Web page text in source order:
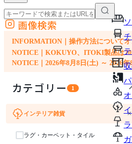
外部サイトの商品をカートに追加
他のサイトで見つけた商品ページのURLを貼り付けて、カ
画像検索
INFORMATION｜操作方法について
NOTICE｜KOKUYO、ITOKI製品は
NOTICE｜2026年8月8日(土) ～ 2026
カテゴリー 1
ソファ
チェア・椅子
テーブル・デスク
収納家具
インテリア雑貨 ×
ラグ・カーペット・タイル